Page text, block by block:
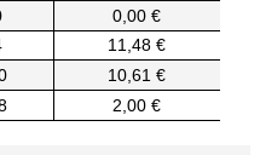
0,00 €
11,48 €
10,61 €
2,00 €